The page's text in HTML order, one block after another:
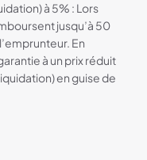
à 5% : Lors
jusqu’à 50
En
à un prix réduit
en guise de